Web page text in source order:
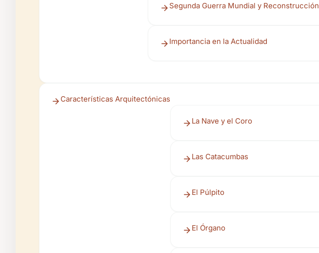
Segunda Guerra Mundial y Reconstrucción
Importancia en la Actualidad
Características Arquitectónicas
La Nave y el Coro
Las Catacumbas
El Púlpito
El Órgano